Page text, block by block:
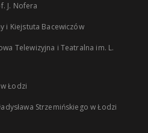
J. Nofera
i Kiejstuta Bacewiczów
Telewizyjna i Teatralna im. L.
Łodzi
Strzemińskiego w Łodzi